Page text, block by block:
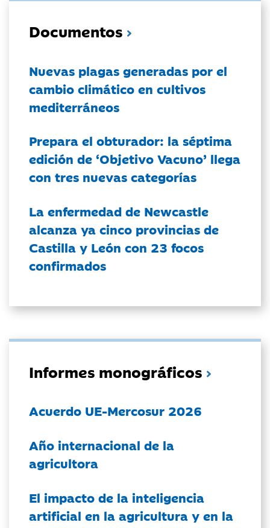
Documentos
Nuevas plagas generadas por el
cambio climático en cultivos
mediterráneos
Prepara el obturador: la séptima
edición de ‘Objetivo Vacuno’ llega
con tres nuevas categorías
La enfermedad de Newcastle
alcanza ya cinco provincias de
Castilla y León con 23 focos
confirmados
Informes monográficos
Acuerdo UE-Mercosur 2026
Año internacional de la
agricultora
El impacto de la inteligencia
artificial en la agricultura y en la